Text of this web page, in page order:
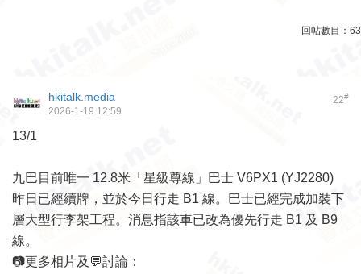
回帖數目： 63
22#
hkitalk.media
2026-1-19 12:59
13/1
九巴目前唯一 12.8米「星級尊線」巴士 V6PX1 (YJ2280)
昨日已經續牌，並於今日行走 B1 線。巴士已經完成加裝下
層大型行李架工程。消息指該車已改為優先行走 B1 及 B9
線。
📷更多相片及💬討論：